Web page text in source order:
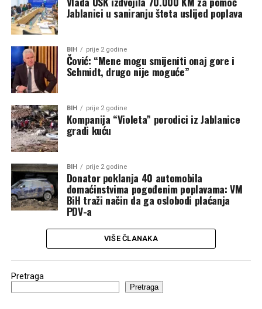
Jablanici u saniranju šteta uslijed poplava
BIH prije 2 godine
Čović: “Mene mogu smijeniti onaj gore i
Schmidt, drugo nije moguće”
BIH prije 2 godine
Kompanija “Violeta” porodici iz Jablanice
gradi kuću
BIH prije 2 godine
Donator poklanja 40 automobila
domaćinstvima pogođenim poplavama: VM
BiH traži način da ga oslobodi plaćanja
PDV-a
VIŠE ČLANAKA
Pretraga
Pretraga